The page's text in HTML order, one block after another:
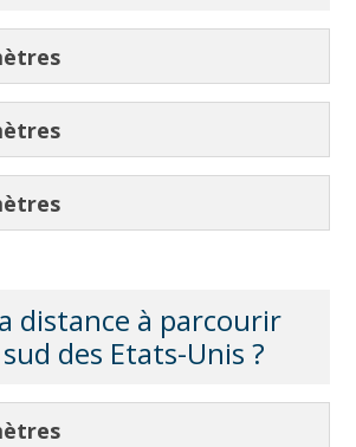
distance à parcourir
des Etats-Unis ?